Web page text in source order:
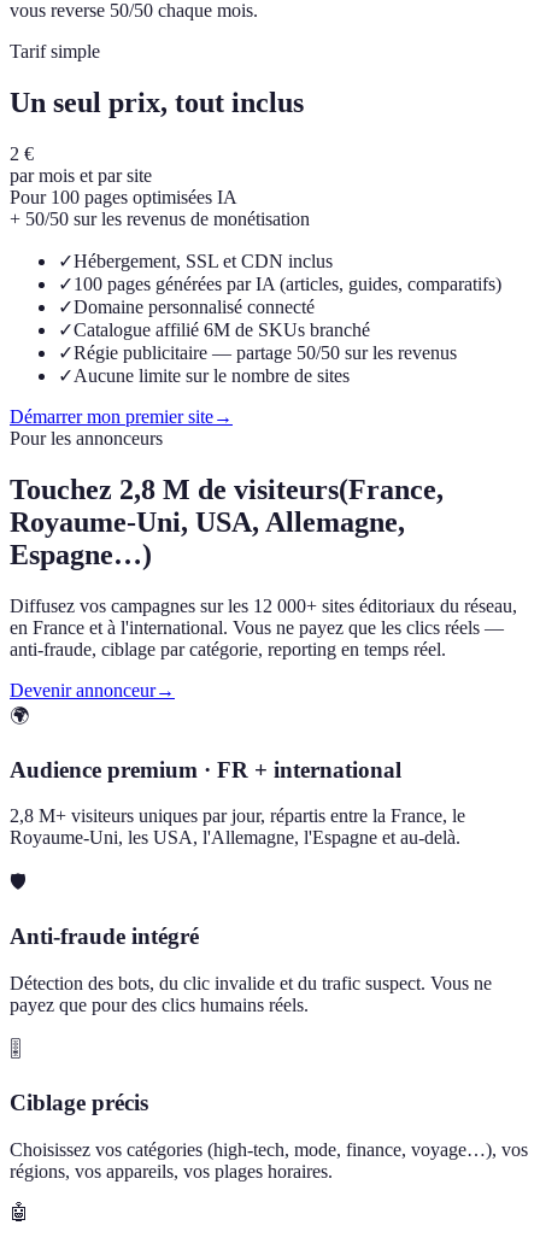
vous reverse 50/50 chaque mois.
Tarif simple
Un seul prix, tout inclus
2 €
par mois et par site
Pour 100 pages optimisées IA
+ 50/50 sur les revenus de monétisation
✓Hébergement, SSL et CDN inclus
✓100 pages générées par IA (articles, guides, comparatifs)
✓Domaine personnalisé connecté
✓Catalogue affilié 6M de SKUs branché
✓Régie publicitaire — partage 50/50 sur les revenus
✓Aucune limite sur le nombre de sites
Démarrer mon premier site→
Pour les annonceurs
Touchez 2,8 M de visiteurs(France,
Royaume-Uni, USA, Allemagne,
Espagne…)
Diffusez vos campagnes sur les 12 000+ sites éditoriaux du réseau,
en France et à l'international. Vous ne payez que les clics réels —
anti-fraude, ciblage par catégorie, reporting en temps réel.
Devenir annonceur→
🌍
Audience premium · FR + international
2,8 M+ visiteurs uniques par jour, répartis entre la France, le
Royaume-Uni, les USA, l'Allemagne, l'Espagne et au-delà.
🛡️
Anti-fraude intégré
Détection des bots, du clic invalide et du trafic suspect. Vous ne
payez que pour des clics humains réels.
🎚️
Ciblage précis
Choisissez vos catégories (high-tech, mode, finance, voyage…), vos
régions, vos appareils, vos plages horaires.
🤖